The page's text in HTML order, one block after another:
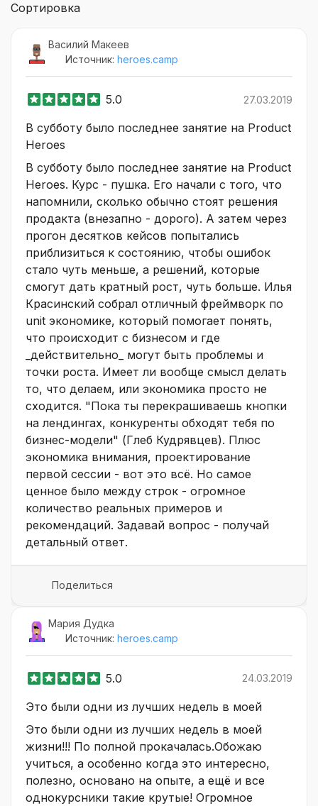
Сортировка
Василий Макеев
Источник: heroes.camp
5.0 27.03.2019
В субботу было последнее занятие на Product
Heroes
В субботу было последнее занятие на Product
Heroes. Курс - пушка. Его начали с того, что
напомнили, сколько обычно стоят решения
продакта (внезапно - дорого). А затем через
прогон десятков кейсов попытались
приблизиться к состоянию, чтобы ошибок
стало чуть меньше, а решений, которые
смогут дать кратный рост, чуть больше. Илья
Красинский собрал отличный фреймворк по
unit экономике, который помогает понять,
что происходит с бизнесом и где
_действительно_ могут быть проблемы и
точки роста. Имеет ли вообще смысл делать
то, что делаем, или экономика просто не
сходится. "Пока ты перекрашиваешь кнопки
на лендингах, конкуренты обходят тебя по
бизнес-модели" (Глеб Кудрявцев). Плюс
экономика внимания, проектирование
первой сессии - вот это всё. Но самое
ценное было между строк - огромное
количество реальных примеров и
рекомендаций. Задавай вопрос - получай
детальный ответ.
Поделиться
Мария Дудка
Источник: heroes.camp
5.0 24.03.2019
Это были одни из лучших недель в моей
Это были одни из лучших недель в моей
жизни!!! По полной прокачалась.Обожаю
учиться, а особенно когда это интересно,
полезно, основано на опыте, а ещё и все
однокурсники такие крутые! Огромное